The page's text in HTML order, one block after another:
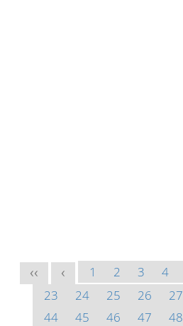
<< < 1 2 3 4
23
24 25 26 27
44
45 46 47 48